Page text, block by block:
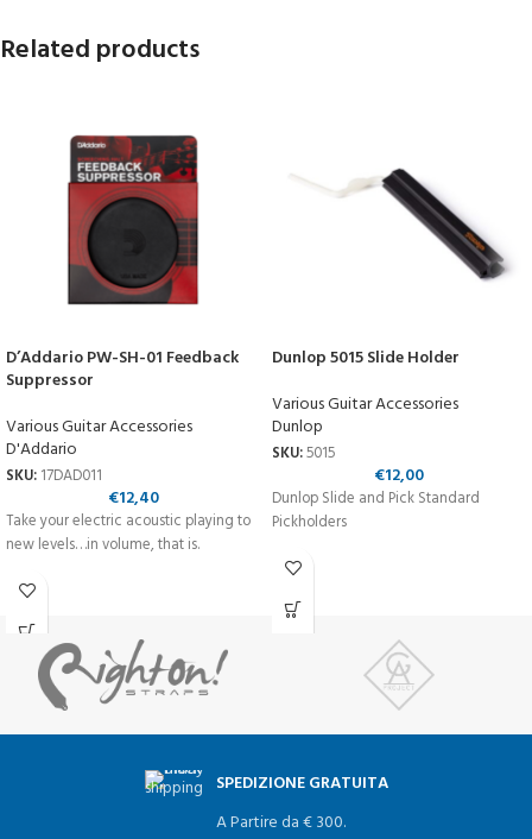
Related products
D’Addario PW-SH-01 Feedback
Suppressor
Various Guitar Accessories
D'Addario
SKU: 17DAD011
€12,40
Take your electric acoustic playing to
new levels…in volume, that is.
Dunlop 5015 Slide Holder
Various Guitar Accessories
Dunlop
SKU:5015
€12,00
Dunlop Slide and Pick Standard
Pickholders
SPEDIZIONE GRATUITA
A Partire da € 300.